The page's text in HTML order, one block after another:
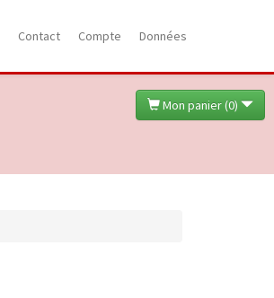
Contact Compte Données
Mon panier (0)